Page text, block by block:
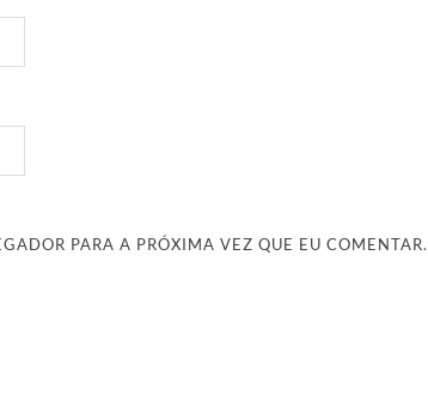
PARA A PRÓXIMA VEZ QUE EU COMENTAR.